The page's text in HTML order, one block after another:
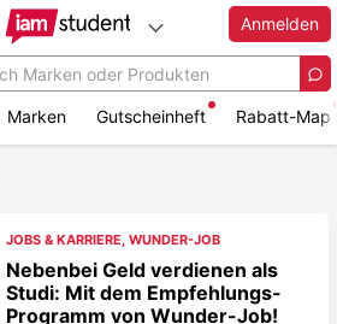
Anmelden
Marken Gutscheinheft Rabatt-Map
JOBS & KARRIERE, WUNDER-JOB
Nebenbei Geld verdienen als
Studi: Mit dem Empfehlungs-
Programm von Wunder-Job!